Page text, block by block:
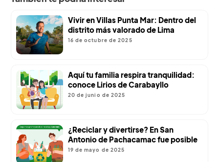
Vivir en Villas Punta Mar: Dentro del
distrito más valorado de Lima
16 de octubre de 2025
Aquí tu familia respira tranquilidad:
conoce Lirios de Carabayllo
20 de junio de 2025
¿Reciclar y divertirse? En San
Antonio de Pachacamac fue posible
19 de mayo de 2025